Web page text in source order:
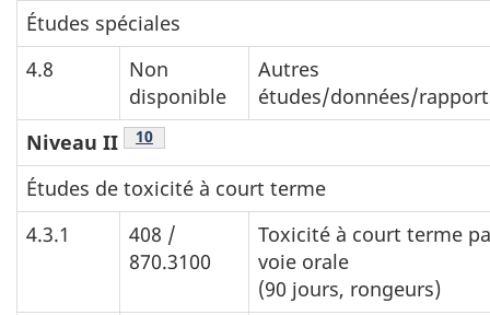
Études spéciales
4.8
Non
disponible
Autres
études/données/
Niveau II
Tableau 1 note de bas de page
10
Études de toxicité à court terme
4.3.1
408 /
870.3100
Toxicité à court terme
voie orale
(90 jours, rongeurs)